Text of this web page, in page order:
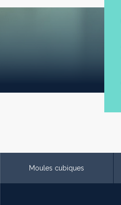
Moules cubiques